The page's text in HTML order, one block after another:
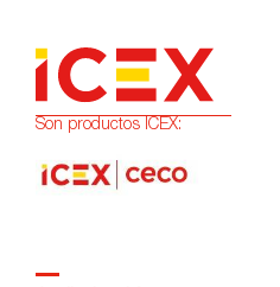
Son productos ICEX: